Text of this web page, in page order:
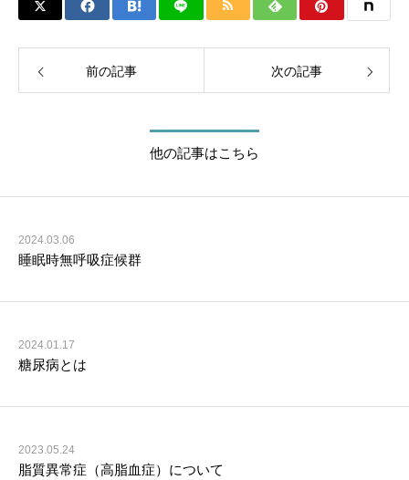
前の記事 次の記事
他の記事はこちら
2024.03.06
睡眠時無呼吸症候群
2024.01.17
糖尿病とは
2023.05.24
脂質異常症（高脂血症）について